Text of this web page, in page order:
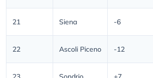
21 Siena -6
22 Ascoli Piceno -12